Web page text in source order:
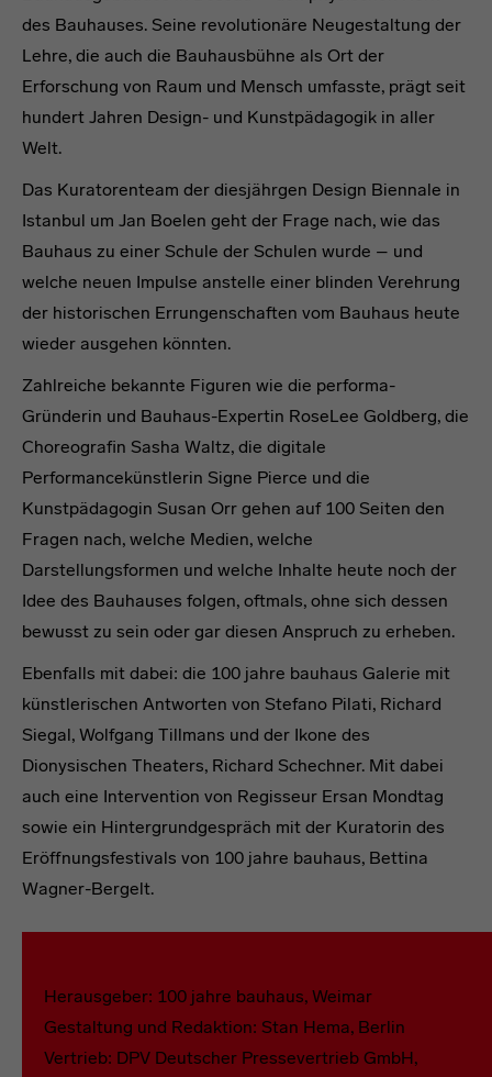
headline
des Bauhauses. Seine revolutionäre Neugestaltung der
Lehre, die auch die Bauhausbühne als Ort der
Erforschung von Raum und Mensch umfasste, prägt seit
hundert Jahren Design- und Kunstpädagogik in aller
Welt.
Das Kuratorenteam der diesjährgen Design Biennale in
Istanbul um Jan Boelen geht der Frage nach, wie das
Bauhaus zu einer Schule der Schulen wurde – und
welche neuen Impulse anstelle einer blinden Verehrung
der historischen Errungenschaften vom Bauhaus heute
wieder ausgehen könnten.
Zahlreiche bekannte Figuren wie die performa-
Gründerin und Bauhaus-Expertin RoseLee Goldberg, die
Choreografin Sasha Waltz, die digitale
Performancekünstlerin Signe Pierce und die
Kunstpädagogin Susan Orr gehen auf 100 Seiten den
Fragen nach, welche Medien, welche
Darstellungsformen und welche Inhalte heute noch der
Idee des Bauhauses folgen, oftmals, ohne sich dessen
bewusst zu sein oder gar diesen Anspruch zu erheben.
Ebenfalls mit dabei: die 100 jahre bauhaus Galerie mit
künstlerischen Antworten von Stefano Pilati, Richard
Siegal, Wolfgang Tillmans und der Ikone des
Dionysischen Theaters, Richard Schechner. Mit dabei
auch eine Intervention von Regisseur Ersan Mondtag
sowie ein Hintergrundgespräch mit der Kuratorin des
Eröffnungsfestivals von 100 jahre bauhaus, Bettina
Wagner-Bergelt.
Herausgeber: 100 jahre bauhaus, Weimar
Gestaltung und Redaktion: Stan Hema, Berlin
Vertrieb: DPV Deutscher Pressevertrieb GmbH,